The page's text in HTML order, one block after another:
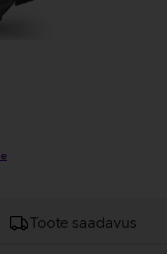
Toote saadavus